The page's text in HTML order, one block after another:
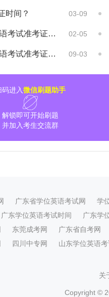
时间？ 03-09
2021年广东成人学位英语考试准考证打印时... 02-05
2020年广东成人学位英语考试准考证打印时... 09-03
码进入微信刷题助手
解锁即可开始刷题
并加入考生交流群
广东省学位英语考试网
学
广东学位英语考试时间
广东学
东莞成考网
广东省自考网
四川中专网
山东学位英语
关
Copyright ©